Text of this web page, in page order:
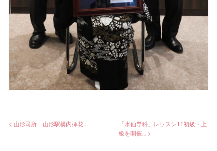
< 山形司所 山形駅構内挿花...
「水仙専科」レッスン11初級・上
級を開催... >